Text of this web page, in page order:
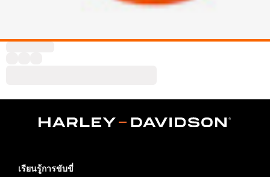
เรียนรู้การขับขี่